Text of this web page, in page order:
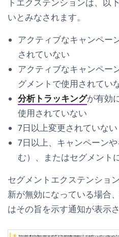
トエクステンションは、以
いとみなされます。
アクティブなキャンペー
されていない
アクティブなキャンペー
グメントで使用されてい
分析トラッキングが有効
使用されていない
7日以上変更されていない
7日以上、キャンペーン
む）、またはセグメント
セグメントエクステンショ
新が無効になっている場合
はその旨を示す通知が表示さ